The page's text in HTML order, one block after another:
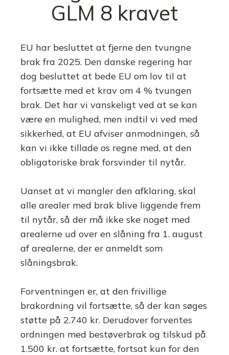
GLM 8 kravet
EU har besluttet at fjerne den tvungne
brak fra 2025. Den danske regering har
dog besluttet at bede EU om lov til at
fortsætte med et krav om 4 % tvungen
brak. Det har vi vanskeligt ved at se kan
være en mulighed, men indtil vi ved med
sikkerhed, at EU afviser anmodningen, så
kan vi ikke tillade os regne med, at den
obligatoriske brak forsvinder til nytår.
Uanset at vi mangler den afklaring, skal
alle arealer med brak blive liggende frem
til nytår, så der må ikke ske noget med
arealerne ud over en slåning fra 1. august
af arealerne, der er anmeldt som
slåningsbrak.
Forventningen er, at den frivillige
brakordning vil fortsætte, så der kan søges
støtte på 2.740 kr. Derudover forventes
ordningen med bestøverbrak og tilskud på
1.500 kr. at fortsætte, fortsat kun for den